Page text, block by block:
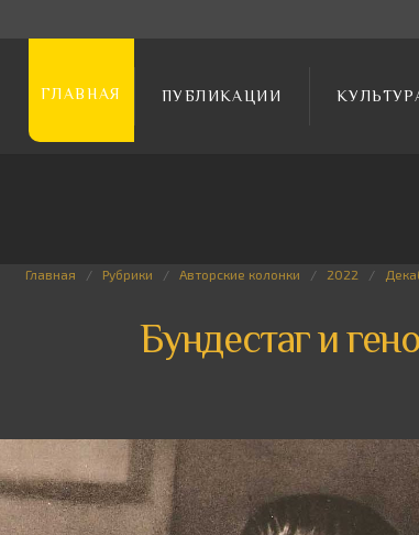
ГЛАВНАЯ ПУБЛИКАЦИИ
Главная Рубрики Авторские колонки 2022
Бундестаг и